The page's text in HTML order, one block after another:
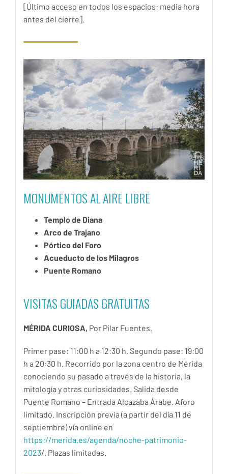
[Último acceso en todos los espacios: media hora
antes del cierre].
MONUMENTOS AL AIRE LIBRE
Templo de Diana
Arco de Trajano
Pórtico del Foro
Acueducto de los Milagros
Puente Romano
VISITAS GUIADAS GRATUITAS
MÉRIDA CURIOSA, Por Pilar Fuentes.
Primer pase: 11:00 h a 12:30 h. Segundo pase: 19:00
h a 20:30 h. Recorrido por la zona centro de Mérida
conociendo su pasado a través de la historia, la
mitología y otras curiosidades. Salida desde
Puente Romano – Entrada Alcazaba Árabe. Aforo
limitado. Inscripción previa (a partir del día 11 de
septiembre) vía online en
https://merida.es/agenda/noche-patrimonio-
2023/. Plazas limitadas.